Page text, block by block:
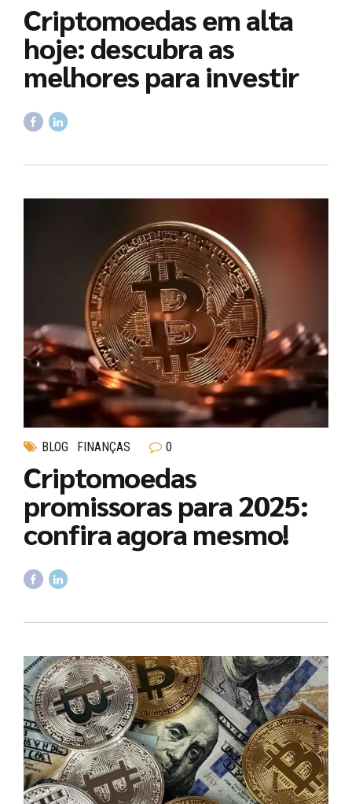
Criptomoedas em alta
hoje: descubra as
melhores para investir
BLOG FINANÇAS 0
Criptomoedas
promissoras para 2025:
confira agora mesmo!